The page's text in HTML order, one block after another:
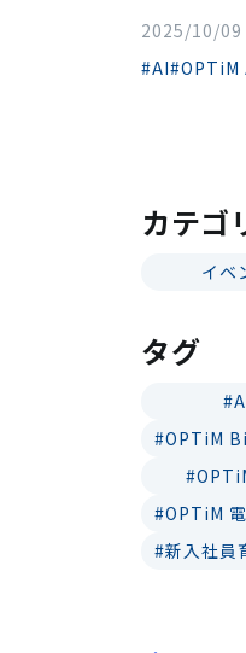
2025/10/09
#AI#OPTiM
カテゴ
イベ
タグ
#OPTiM
#OPTiM
#新入社員